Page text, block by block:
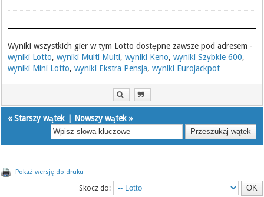
Wyniki wszystkich gier w tym Lotto dostępne zawsze pod adresem -
wyniki Lotto,wyniki Multi Multi,wyniki Keno,wyniki Szybkie 600,
wyniki Mini Lotto,wyniki Ekstra Pensja,wyniki Eurojackpot
«Starszy wątek Nowszy wątek »
Pokaż wersję do druku
Skocz do: